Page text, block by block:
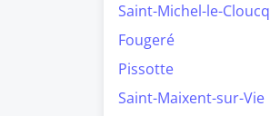
Saint-Michel-le-Cloucq
Fougeré
Pissotte
Saint-Maixent-sur-Vie